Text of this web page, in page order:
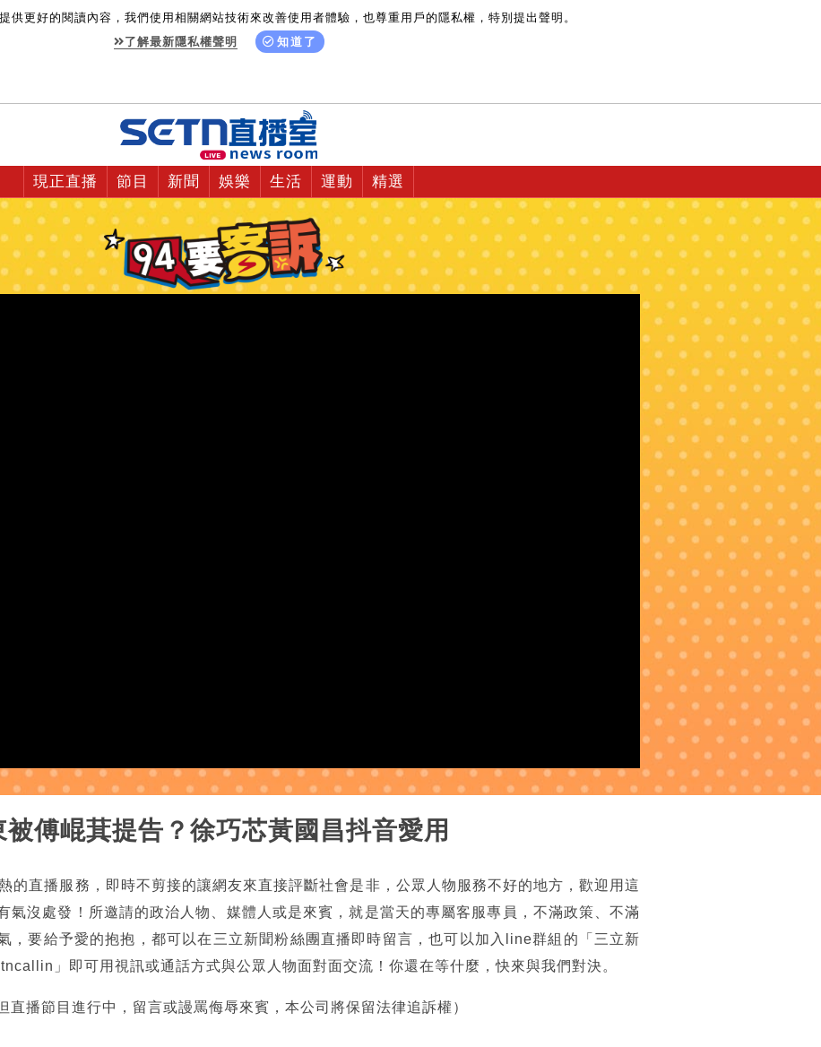
供更好的閱讀內容，我們使用相關網站技術來改善使用者體驗，也尊重用戶的隱私權，特別提出聲明。
了解最新隱私權聲明
知道了
現正直播 節目 新聞 娛樂 生活 運動 精選
傅崐萁提告？徐巧芯黃國昌抖音愛用
的直播服務，即時不剪接的讓網友來直接評斷社會是非，公眾人物服務不好的地方，歡迎用這
氣沒處發！所邀請的政治人物、媒體人或是來賓，就是當天的專屬客服專員，不滿政策、不滿
，要給予愛的抱抱，都可以在三立新聞粉絲團直播即時留言，也可以加入line群組的「三立新
」即可用視訊或通話方式與公眾人物面對面交流！你還在等什麼，快來與我們對決。
直播節目進行中，留言或謾罵侮辱來賓，本公司將保留法律追訴權）